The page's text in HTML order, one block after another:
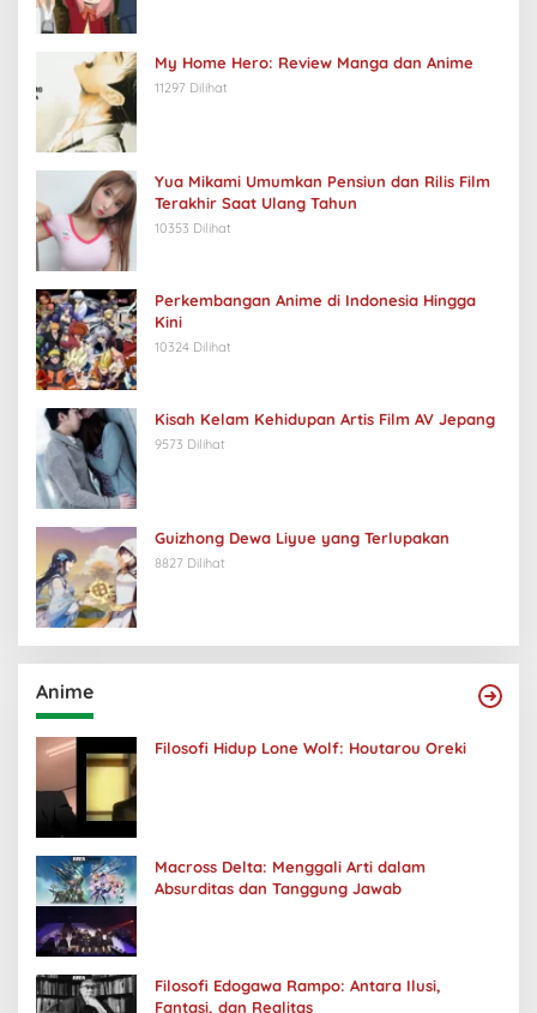
My Home Hero: Review Manga dan Anime
11297 Dilihat
Yua Mikami Umumkan Pensiun dan Rilis Film
Terakhir Saat Ulang Tahun
10353 Dilihat
Perkembangan Anime di Indonesia Hingga
Kini
10324 Dilihat
Kisah Kelam Kehidupan Artis Film AV Jepang
9573 Dilihat
Guizhong Dewa Liyue yang Terlupakan
8827 Dilihat
Anime
Filosofi Hidup Lone Wolf: Houtarou Oreki
Macross Delta: Menggali Arti dalam
Absurditas dan Tanggung Jawab
Filosofi Edogawa Rampo: Antara Ilusi,
Fantasi, dan Realitas